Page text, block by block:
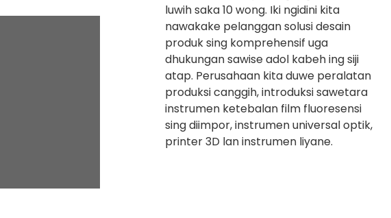
luwih saka 10 wong. Iki ngidini kita
nawakake pelanggan solusi desain
produk sing komprehensif uga
dhukungan sawise adol kabeh ing siji
atap. Perusahaan kita duwe peralatan
produksi canggih, introduksi sawetara
instrumen ketebalan film fluoresensi
sing diimpor, instrumen universal optik,
printer 3D lan instrumen liyane.